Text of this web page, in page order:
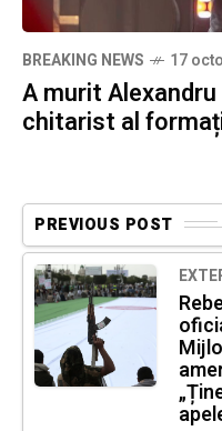
BREAKING NEWS 17
A murit
chitarist al
PREVIOUS POST